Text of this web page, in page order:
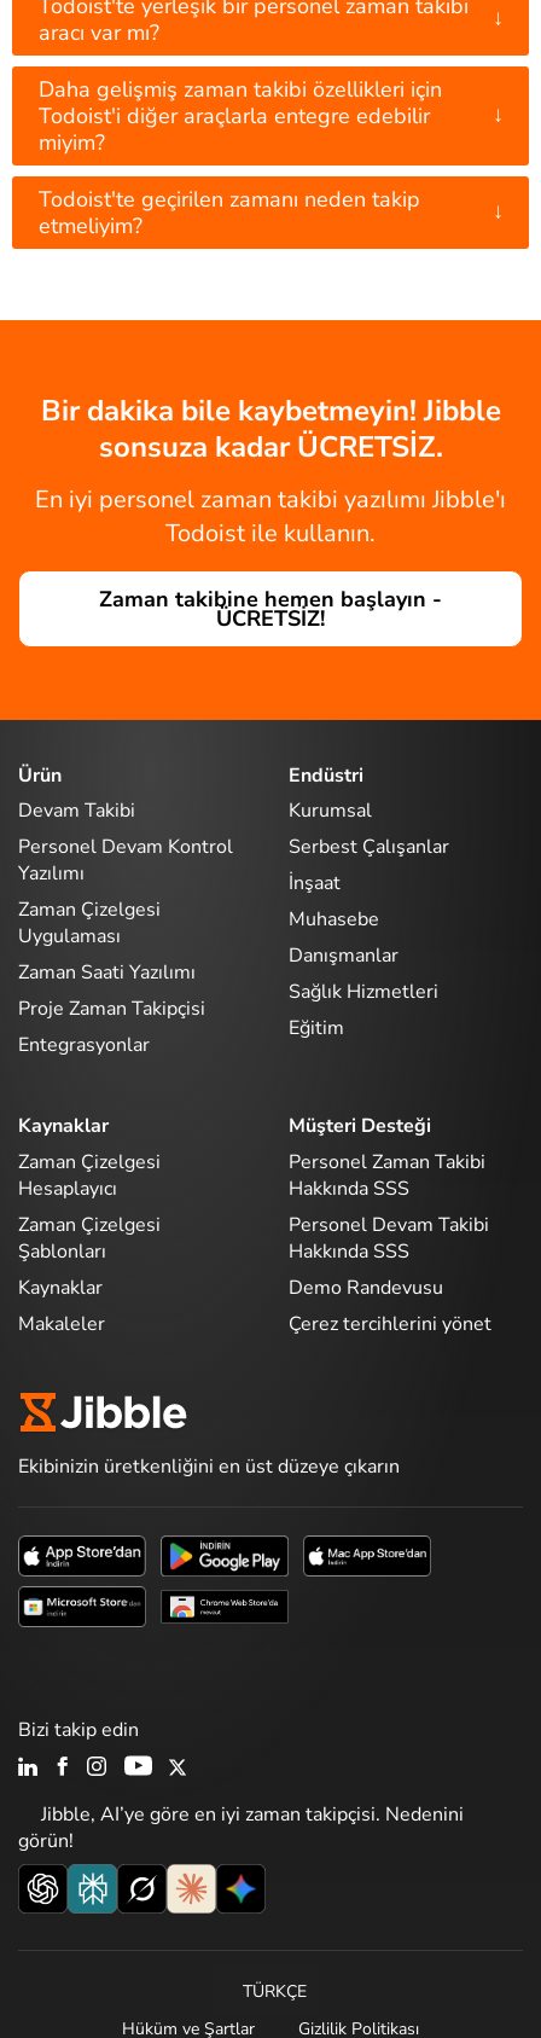
Todoist'te yerleşik bir personel zaman takibi
aracı var mı?
↓
Daha gelişmiş zaman takibi özellikleri için
Todoist'i diğer araçlarla entegre edebilir
miyim?
↓
Todoist'te geçirilen zamanı neden takip
etmeliyim?
↓
Bir dakika bile kaybetmeyin! Jibble
sonsuza kadar ÜCRETSİZ.
En iyi personel zaman takibi yazılımı Jibble'ı
Todoist ile kullanın.
Zaman takibine hemen başlayın -
ÜCRETSİZ!
Ürün
Devam Takibi
Personel Devam Kontrol
Yazılımı
Zaman Çizelgesi
Uygulaması
Zaman Saati Yazılımı
Proje Zaman Takipçisi
Entegrasyonlar
Endüstri
Kurumsal
Serbest Çalışanlar
İnşaat
Muhasebe
Danışmanlar
Sağlık Hizmetleri
Eğitim
Kaynaklar
Zaman Çizelgesi
Hesaplayıcı
Zaman Çizelgesi
Şablonları
Kaynaklar
Makaleler
Müşteri Desteği
Personel Zaman Takibi
Hakkında SSS
Personel Devam Takibi
Hakkında SSS
Demo Randevusu
Çerez tercihlerini yönet
Ekibinizin üretkenliğini en üst düzeye çıkarın
Jibble, AI’ye göre en iyi zaman takipçisi. Nedenini
görün!
Bizi takip edin
TÜRKÇE
Hüküm ve Şartlar
Gizlilik Politikası